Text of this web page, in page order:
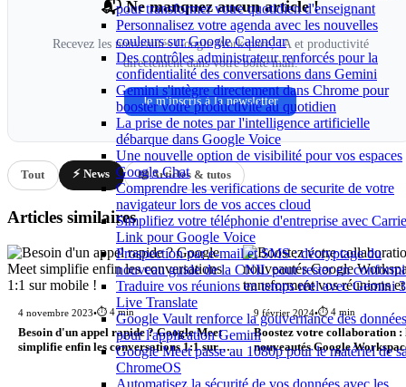
pour transformer votre quotidien d'enseignant
Personnalisez votre agenda avec les nouvelles
couleurs sur Google Calendar
Des contrôles administrateur renforcés pour la
confidentialité des conversations dans Gemini
Gemini s'intègre directement dans Chrome pour
booster votre productivité au quotidien
La prise de notes par l'intelligence artificielle
débarque dans Google Voice
Une nouvelle option de visibilité pour vos espaces
Google Chat
Comprendre les verifications de securite de votre
navigateur lors de vos acces cloud
Simplifiez votre téléphonie d'entreprise avec
Link pour Google Voice
Prospection par e-mail et SMS : décryptage du
nouveau guide de la CNIL pour rester en
Traduire vos réunions en temps réel avec Gemini
Live Translate
Google Vault renforce la gouvernance des données
pour l'application Gemini
Google Meet passe au 1080p pour le matériel de
ChromeOS
Automatisez la sécurité de vos données avec les
📬 Ne manquez aucun article !
Recevez les nouveautés Google Workspace, IA et productivité
directement dans votre boîte mail.
Je m'inscris à la newsletter
Tout ⚡ News 📖 Articles & tutos
Articles similaires
4 novembre 2023•⏱️ 4 min
Besoin d'un appel rapide ? Google Meet
simplifie enfin les conversations 1:1 sur
9 février 2024•⏱️ 4 min
Boostez votre collaboration :
nouveautés Google
transforment vos réunions et